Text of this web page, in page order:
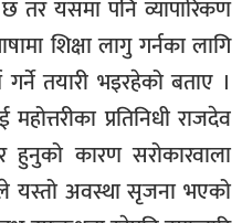
तर यसमा पनि व्यापारिकण
शिक्षा लागु गर्नका लागि
तयारी भइरहेको बताए ।
प्रतिनिधी राजदेव
कारण सरोकारवाला
यस्तो अवस्था सृजना भएको